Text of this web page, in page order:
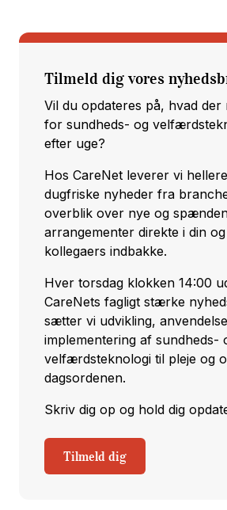
Tilmeld dig vores
Vil du opdateres på, hvad der
for sundheds- og
efter uge?
Hos CareNet leverer vi
dugfriske nyheder fra
overblik over nye og
arrangementer direkte i din
kollegaers indbakke.
Hver torsdag klokken 14:00
CareNets fagligt stærke
sætter vi udvikling,
implementering af sundheds-
velfærdsteknologi til pleje og
dagsordenen.
Skriv dig op og hold dig
Tilmeld dig